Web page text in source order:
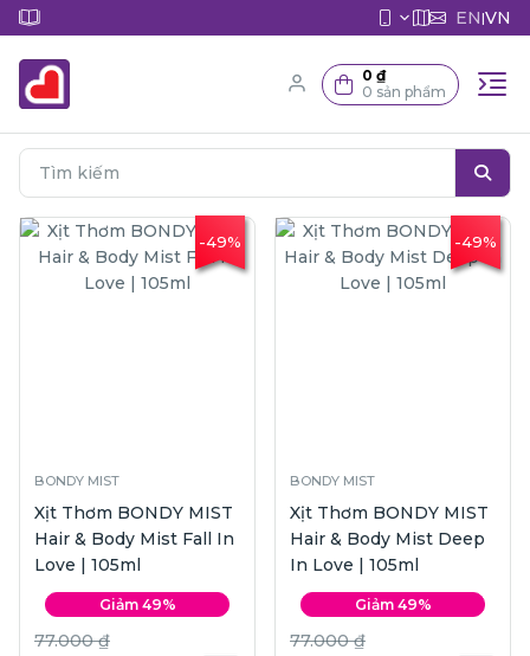
EN|VN
0 ₫
0 sản phẩm
-49%
BONDY MIST
Xịt Thơm BONDY MIST
Hair & Body Mist Fall In
Love | 105ml
Giảm 49%
77.000 ₫
-49%
BONDY MIST
Xịt Thơm BONDY MIST
Hair & Body Mist Deep
In Love | 105ml
Giảm 49%
77.000 ₫